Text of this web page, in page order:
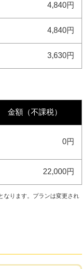
4,840円
4,840円
3,630円
金額（不課税）
0円
22,000円
なります。プランは変更され